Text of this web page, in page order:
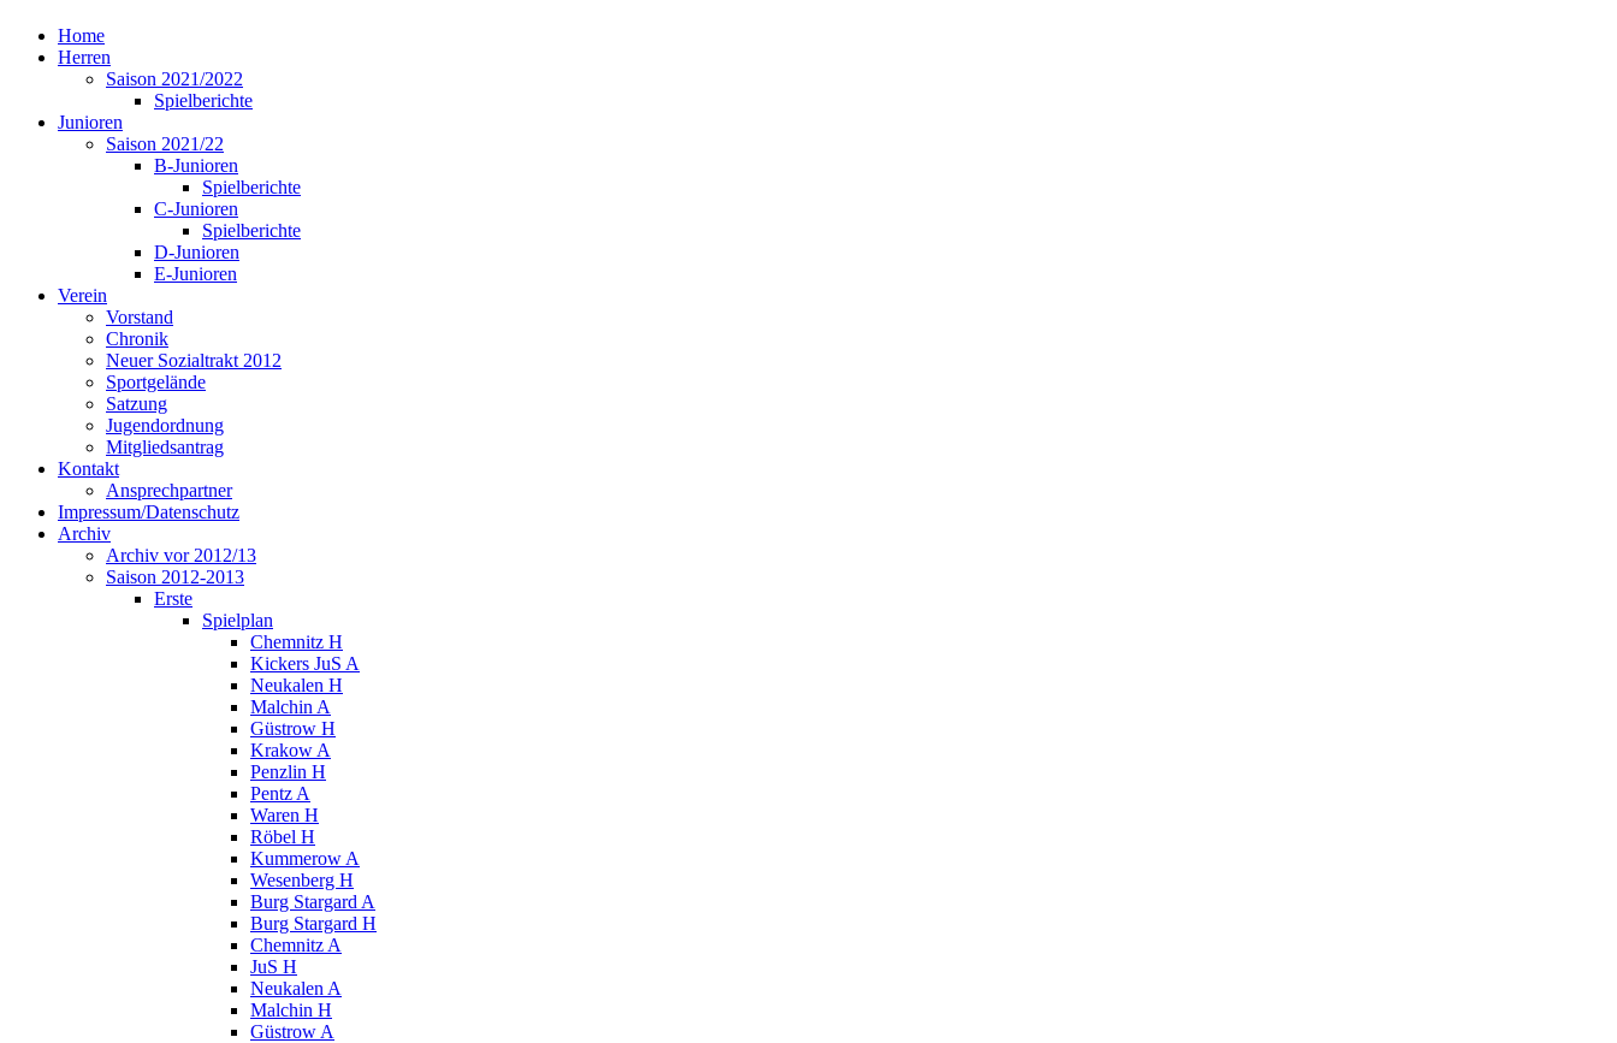
Home
Herren
Saison 2021/2022
Spielberichte
Junioren
Saison 2021/22
B-Junioren
Spielberichte
C-Junioren
Spielberichte
D-Junioren
E-Junioren
Verein
Vorstand
Chronik
Neuer Sozialtrakt 2012
Sportgelände
Satzung
Jugendordnung
Mitgliedsantrag
Kontakt
Ansprechpartner
Impressum/Datenschutz
Archiv
Archiv vor 2012/13
Saison 2012-2013
Erste
Spielplan
Chemnitz H
Kickers JuS A
Neukalen H
Malchin A
Güstrow H
Krakow A
Penzlin H
Pentz A
Waren H
Röbel H
Kummerow A
Wesenberg H
Burg Stargard A
Burg Stargard H
Chemnitz A
JuS H
Neukalen A
Malchin H
Güstrow A